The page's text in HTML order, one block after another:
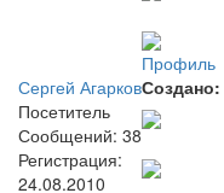
Профиль
Сергей Агарков
Посетитель
Сообщений: 38
Регистрация:
24.08.2010
Создано: